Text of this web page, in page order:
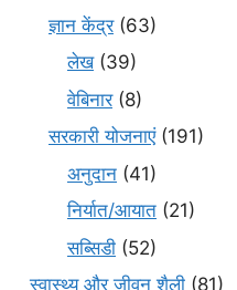
ज्ञान केंद्र(63)
लेख(39)
वेबिनार(8)
सरकारी योजनाएं(191)
अनुदान (41)
निर्यात/आयात (21)
सब्सिडी (52)
स्वास्थ्य और जीवन शैली (81)